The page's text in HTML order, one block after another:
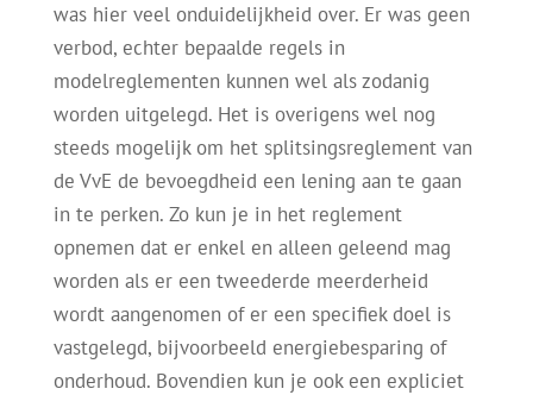
was hier veel onduidelijkheid over. Er was geen
verbod, echter bepaalde regels in
modelreglementen kunnen wel als zodanig
worden uitgelegd. Het is overigens wel nog
steeds mogelijk om het splitsingsreglement van
de VvE de bevoegdheid een lening aan te gaan
in te perken. Zo kun je in het reglement
opnemen dat er enkel en alleen geleend mag
worden als er een tweederde meerderheid
wordt aangenomen of er een specifiek doel is
vastgelegd, bijvoorbeeld energiebesparing of
onderhoud. Bovendien kun je ook een expliciet